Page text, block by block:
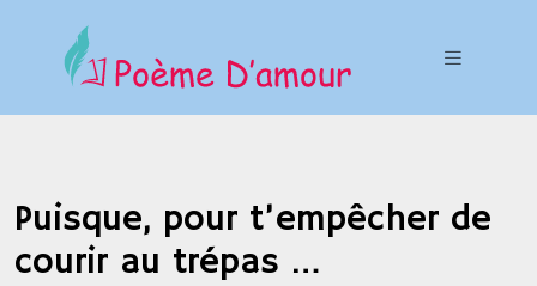
Puisque, pour t’empêcher de
courir au trépas …